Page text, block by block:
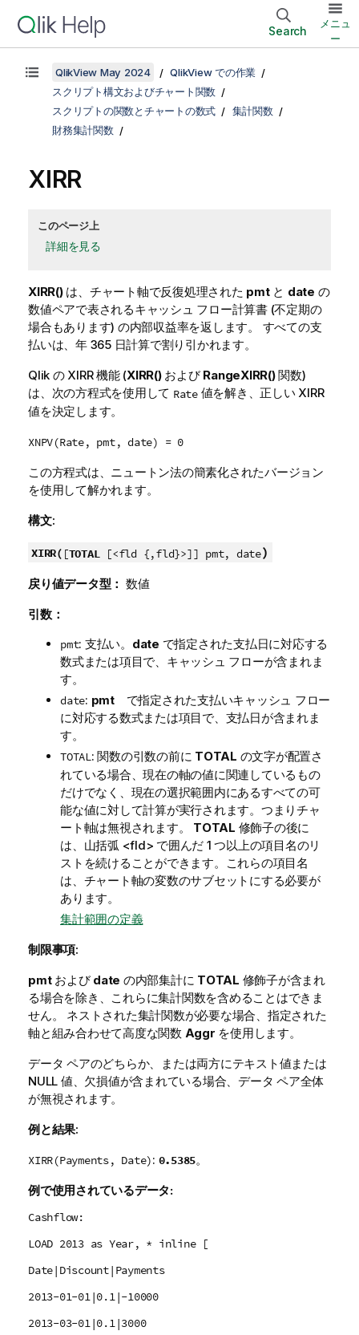
Search
メニュ
ー
QlikView May 2024
QlikView での作業
スクリプト構文およびチャート関数
スクリプトの関数とチャートの数式
集計関数
財務集計関数
XIRR
このページ上
詳細を見る
XIRR()は、チャート軸で反復処理された pmtと date の
数値ペアで表されるキャッシュ フロー計算書 (不定期の
場合もあります) の内部収益率を返します。 すべての支
払いは、年 365 日計算で割り引かれます。
Qlik の XIRR 機能 (XIRR()およびRangeXIRR()関数)
は、次の方程式を使用して Rate値を解き、正しい XIRR
値を決定します。
XNPV(Rate, pmt, date) = 0
この方程式は、ニュートン法の簡素化されたバージョン
を使用して解かれます。
構文:
XIRR( [TOTAL [<fld {,fld}>]] pmt, date)
戻り値データ型： 数値
引数：
pmt: 支払い。 date で指定された支払日に対応する
数式または項目で、キャッシュ フローが含まれま
す。
date: pmtで指定された支払いキャッシュ フロー
に対応する数式または項目で、支払日が含まれま
す。
TOTAL: 関数の引数の前に TOTAL の文字が配置さ
れている場合、現在の軸の値に関連しているもの
だけでなく、現在の選択範囲内にあるすべての可
能な値に対して計算が実行されます。つまりチャ
ート軸は無視されます。 TOTAL 修飾子の後に
は、山括弧 <fld> で囲んだ 1 つ以上の項目名のリ
ストを続けることができます。これらの項目名
は、チャート軸の変数のサブセットにする必要が
あります。
集計範囲の定義
制限事項:
pmtおよびdate の内部集計に TOTAL 修飾子が含まれ
る場合を除き、これらに集計関数を含めることはできま
せん。 ネストされた集計関数が必要な場合、指定された
軸と組み合わせて高度な関数 Aggr を使用します。
データ ペアのどちらか、または両方にテキスト値または
NULL 値、欠損値が含まれている場合、データ ペア全体
が無視されます。
例と結果:
XIRR(Payments, Date): 0.5385。
例で使用されているデータ:
Cashflow:
LOAD 2013 as Year, * inline [
Date|Discount|Payments
2013-01-01|0.1|-10000
2013-03-01|0.1|3000